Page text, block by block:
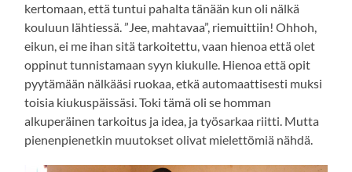
kertomaan, että tuntui pahalta tänään kun oli nälkä
kouluun lähtiessä. ”Jee, mahtavaa”, riemuittiin! Ohhoh,
eikun, ei me ihan sitä tarkoitettu, vaan hienoa että olet
oppinut tunnistamaan syyn kiukulle. Hienoa että opit
pyytämään nälkääsi ruokaa, etkä automaattisesti muksi
toisia kiukuspäissäsi. Toki tämä oli se homman
alkuperäinen tarkoitus ja idea, ja työsarkaa riitti. Mutta
pienenpienetkin muutokset olivat mielettömiä nähdä.